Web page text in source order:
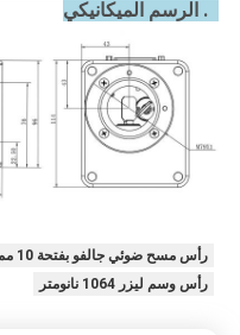
رأس مسح ضوئي جالفو بفتحة 10 مم
رأس وسم ليزر 1064 نانومتر